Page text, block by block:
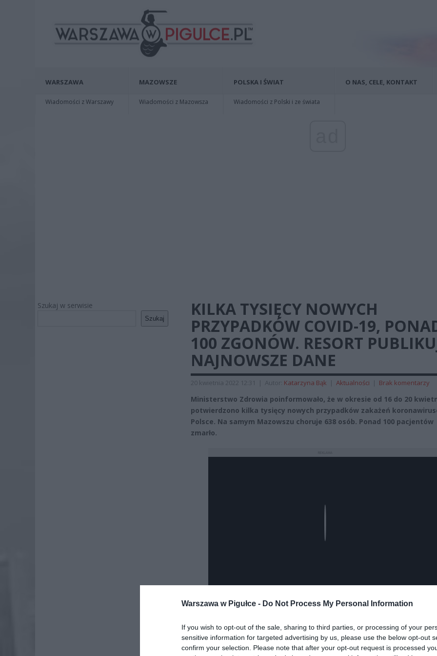
Warszawa w Pigułce - Do Not Process My Personal Information
If you wish to opt-out of the sale, sharing to third parties, or processing of your
sensitive information for targeted advertising by us, please use the below opt-out
confirm your selection. Please note that after your opt-out request is processed
WARSZAWA
Wiadomości z Warszawy
MAZOWSZE
Wiadomości z Mazowsza
POLSKA I ŚWIAT
Wiadomości z Polski i ze świata
O NAS, CELE, KONTAKT
Szukaj w serwisie
Szukaj
KILKA TYSIĘCY NOWYCH
PRZYPADKÓW COVID-19,
100 ZGONÓW. RESORT
NAJNOWSZE DANE
20 kwietnia 2022 12:31 | Autor: Katarzyna Bąk | Aktualności | Brak komentarzy
Ministerstwo Zdrowia poinformowało, że w okresie od 16 do 20
potwierdzono kilka tysięcy nowych przypadków zakażeń
Polsce. Na samym Mazowszu choruje 638 osób. Ponad 100 pacjentów
zmarło.